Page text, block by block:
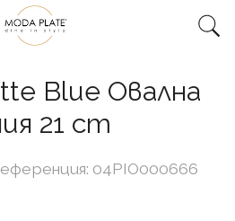
Blue Овална
21 cm
04PIO000666